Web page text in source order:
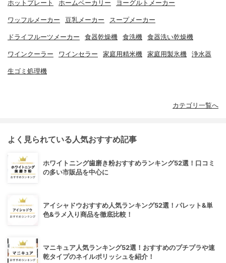
ホットプレート ホームベーカリー ヨーグルトメーカー
ワッフルメーカー 豆乳メーカー スープメーカー
ドライフルーツメーカー 食器乾燥機 食洗機 食器洗い乾燥機
ワインクーラー ワインセラー 家庭用精米機 家庭用製氷機 浄水器
生ゴミ処理機
カテゴリ一覧へ
よく見られている人気おすすめ記事
ホワイトニング歯磨き粉おすすめランキング52選！口コミ
の多い市販品を中心に
アイシャドウおすすめ人気ランキング52選！パレット&単
色&ラメ入り商品を徹底比較！
マニキュア人気ランキング52選！おすすめのプチプラや速
乾タイプのネイルポリッシュを紹介！